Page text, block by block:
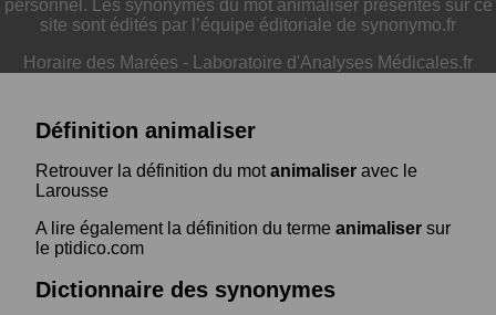
personnel. Les synonymes du mot animaliser présentés sur ce
site sont édités par l’équipe éditoriale de synonymo.fr
Horaire des Marées - Laboratoire d'Analyses Médicales.fr
Définition animaliser
Retrouver la définition du motanimaliser avec le
Larousse
A lire également la définition du terme animaliser sur
le ptidico.com
Dictionnaire des synonymes